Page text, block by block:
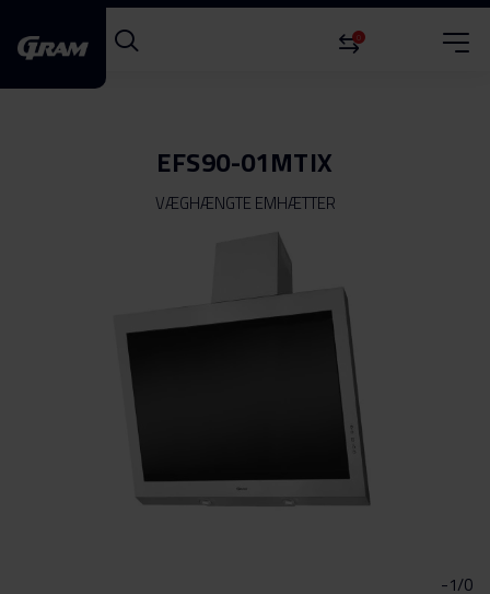
0
EFS90-01MTIX
VÆGHÆNGTE EMHÆTTER
-1/0